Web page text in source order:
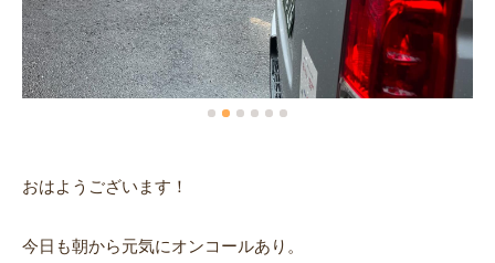
おはようございます！
今日も朝から元気にオンコールあり。